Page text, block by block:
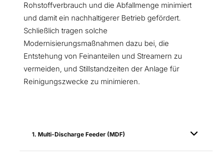
Rohstoffverbrauch und die Abfallmenge minimiert
und damit ein nachhaltigerer Betrieb gefördert.
Schließlich tragen solche
Modernisierungsmaßnahmen dazu bei, die
Entstehung von Feinanteilen und Streamern zu
vermeiden, und Stillstandzeiten der Anlage für
Reinigungszwecke zu minimieren.
1. Multi-Discharge Feeder (MDF)